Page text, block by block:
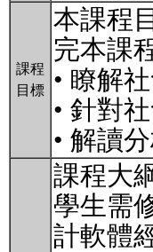
課程
目標
本課程
完本課
• 瞭解
• 針對
• 解讀
課程大
學生需
計軟體